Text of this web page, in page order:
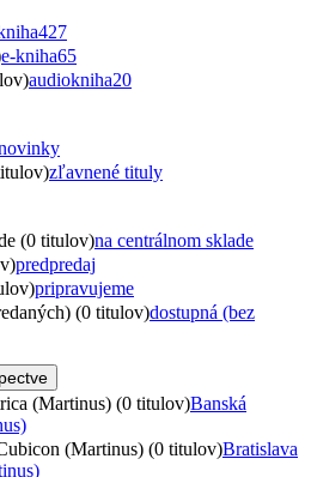
427
e-kniha65
audiokniha20
zľavnené tituly
(0 titulov)na centrálnom sklade
predpredaj
pripravujeme
(0 titulov)dostupná (bez
(Martinus) (0 titulov)Banská
(Martinus) (0 titulov)Bratislava